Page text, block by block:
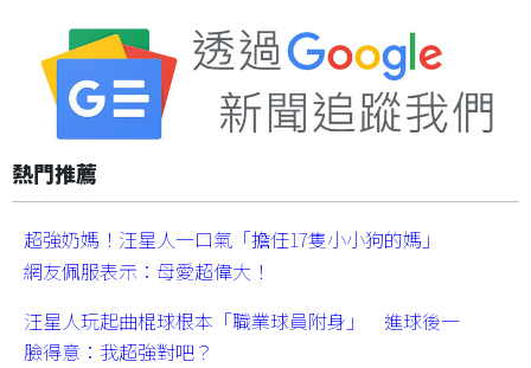
熱門推薦
超強奶媽！汪星人一口氣「擔任17隻小小狗的媽」
網友佩服表示：母愛超偉大！
汪星人玩起曲棍球根本「職業球員附身」 進球後一
臉得意：我超強對吧？